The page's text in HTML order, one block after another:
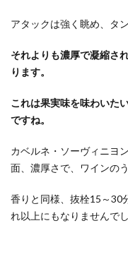
のセ
のか
らく
理解
う
3.7
【楽
ード
キャ
アタックは強く眺め、タ
それよりも濃厚で凝縮さ
ります。
これは果実味を味わいた
ですね。
カベルネ・ソーヴィニヨ
面、濃厚さで、ワインの
香りと同様、抜栓15～30
れ以上にもなりませんでし